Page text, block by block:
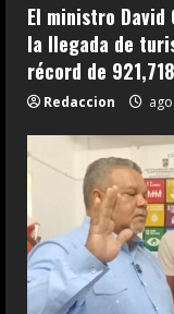
El ministro
la llegada de
récord de
Redaccion